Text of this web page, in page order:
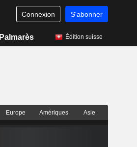
Connexion S'abonner
Palmarès Édition suisse
Europe Amériques Asie